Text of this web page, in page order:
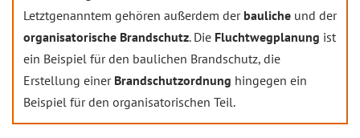
Letztgenanntem gehören außerdem der bauliche und der
organisatorische Brandschutz. Die Fluchtwegplanung ist
ein Beispiel für den baulichen Brandschutz, die
Erstellung einer Brandschutzordnung hingegen ein
Beispiel für den organisatorischen Teil.